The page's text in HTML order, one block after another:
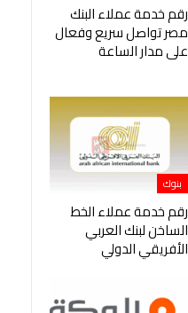
رقم خدمة عملاء البنك
مصر تواصل سريع وفعال
على مدار الساعة
بنوك
رقم خدمة عملاء الخط
الساخن لبنك العربي
الأفريقي الدولي